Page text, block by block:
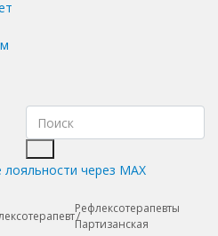
через MAX
Рефлексотерапевты
Партизанская